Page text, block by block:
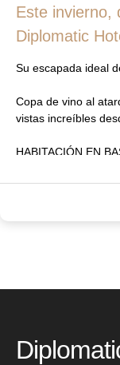
Health Club & Spa,
Estacionamiento
Acceso para
imperial, Lobby,
LUJO
Este invierno,
Diplomatic
Su escapada ideal
Copa de vino al
vistas increíbles
HABITACIÓN EN
4 NOCHES - AR$
FAMILY PLAN